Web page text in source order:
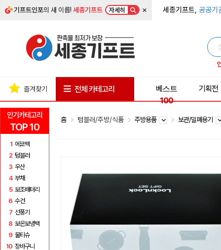
기프트인포의 새 이름!세종기프트 자세히 × 세종기프트, 공공기
인기카테고리
TOP 10
1 에코백
2 텀블러
3 우산
4 부채
5 보조배터리
6 수건
7 선풍기
8 보온보냉백
9 물티슈
10 장바구니
즐겨찾기 전체 카테고리
베스트
100
기획전
홈 텀블러/주방/식품 주방용품 보관/밀폐용기